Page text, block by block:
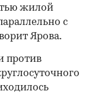
жилой
с
Ярова.
против